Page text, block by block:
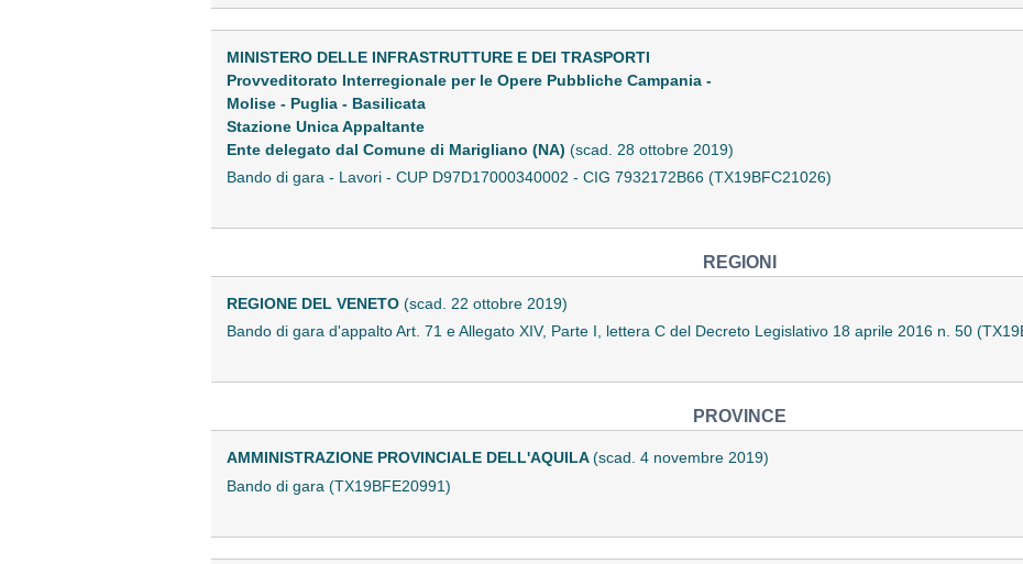
MINISTERO DELLE INFRASTRUTTURE E DEI TRASPORTI
Provveditorato Interregionale per le Opere Pubbliche Campania -
Molise - Puglia - Basilicata
Stazione Unica Appaltante
Ente delegato dal Comune di Marigliano (NA) (scad. 28 ottobre 2019)
Bando di gara - Lavori - CUP D97D17000340002 - CIG 7932172B66 (TX19BFC21026)
REGIONI
REGIONE DEL VENETO (scad. 22 ottobre 2019)
Bando di gara d'appalto Art. 71 e Allegato XIV, Parte I, lettera C del Decreto Legislativo 18 aprile 2016 n. 50
PROVINCE
AMMINISTRAZIONE PROVINCIALE DELL'AQUILA(scad. 4 novembre 2019)
Bando di gara (TX19BFE20991)